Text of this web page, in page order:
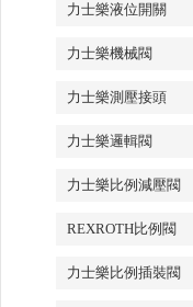
力士樂液位開關
力士樂機械閥
力士樂測壓接頭
力士樂邏輯閥
力士樂比例減壓閥
REXROTH比例閥
力士樂比例插裝閥